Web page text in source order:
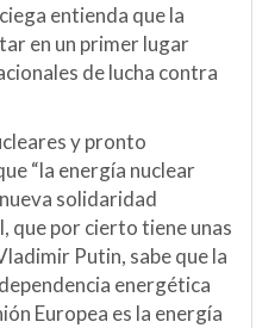
entienda que la
en un primer lugar
de lucha contra
y pronto
“la energía nuclear
solidaridad
que por cierto tiene unas
Putin, sabe que la
energética
Europea es la energía